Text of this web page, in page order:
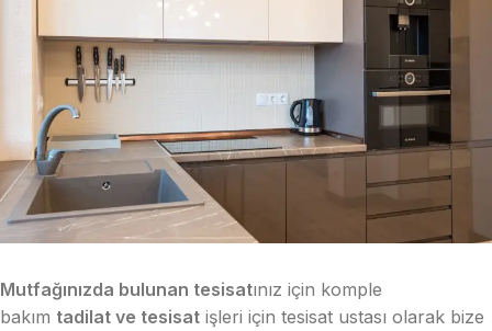
Mutfağınızda bulunan tesisatınız için komple
bakım tadilat ve tesisat işleri için tesisat ustası olarak bize